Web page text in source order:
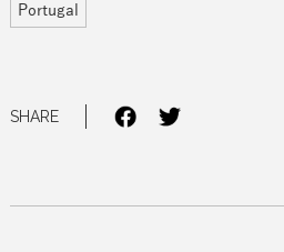
Portugal
SHARE